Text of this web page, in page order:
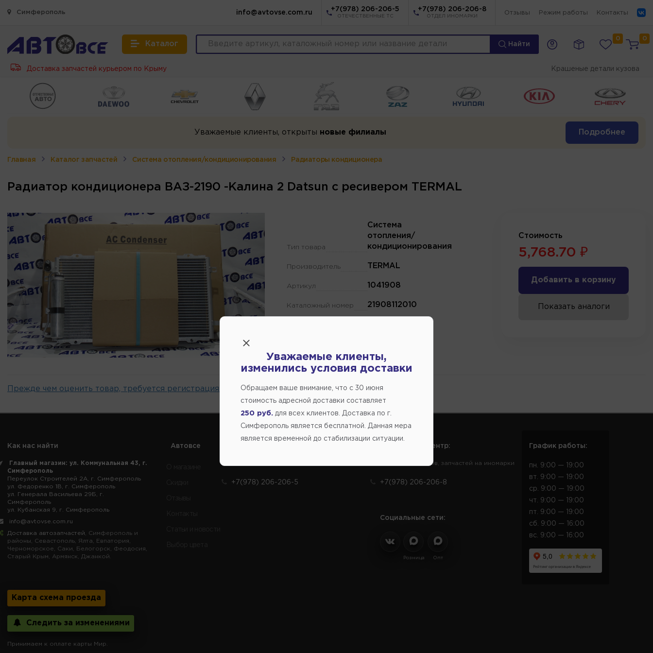
Симферополь info@avtovse.com.ru
+7(978) 206-206-5
ОТЕЧЕСТВЕННЫЕ ТС
+7(978) 206-206-8
ОТДЕЛ ИНОМАРКИ
Отзывы Режим работы Контакты
Каталог Найти
0 0
Доставка запчастей курьером по Крыму Крашеные детали кузова
Уважаемые клиенты, открыты новые филиалы Подробнее
Главная Каталог запчастей Система отопления/кондиционирования Радиаторы кондиционера
Радиатор кондиционера ВАЗ-2190 -Калина 2 Datsun с ресивером TERMAL
Тип товара
Система
отопления/
кондиционирования
Производитель TERMAL
Артикул 1041908
Каталожный номер 21908112010
Стоимость
5,768.70 ₽
Добавить в корзину
Показать аналоги
Прежде чем оценить товар, требуется регистрация на сайте.
Как нас найти
Главный магазин: ул. Коммунальная 43, г.
Симферополь
Переулок Строителей 2А, г. Симферополь
ул. Федоренко 1В, г. Симферополь
ул. Генерала Васильева 29Б, г.
Симферополь
ул. Кубанская 9, г. Симферополь
info@avtovse.com.ru
Доставка автозапчастей , Симферополь и
районы, Севастополь, Ялта, Евпатория,
Черноморское, Саки, Белогорск, Феодосия,
Старый Крым, Армянск, Джанкой.
Карта схема проезда
Следить за изменениями
Принимаем к оплате карты Мир.
Автовсе
+7(978) 206-206-5
Справочный центр:
Заказ шин, дисков, запчастей на иномарки
+7(978) 206-206-8
Социальные сети:
Розница Опт
График работы:
пн. 9:00 — 19:00
вт. 9:00 — 19:00
ср. 9:00 — 19:00
чт. 9:00 — 19:00
пт. 9:00 — 19:00
сб. 9:00 — 16:00
вс. 9:00 — 16:00
Уважаемые клиенты,
изменились условия доставки
Обращаем ваше внимание, что c 30 июня
стоимость адресной доставки составляет
250 руб. для всех клиентов. Доставка по г.
Симферополь является бесплатной. Данная мера
является временной до стабилизации ситуации.